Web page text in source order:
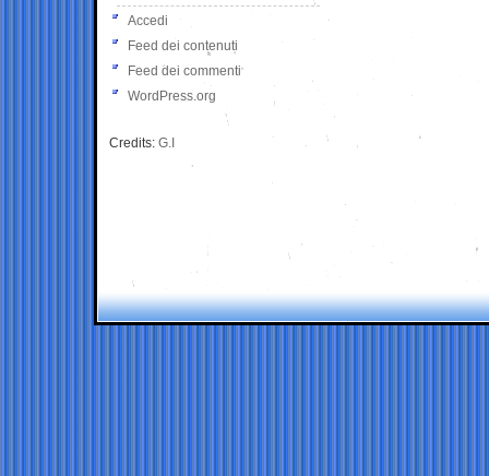
Accedi
Feed dei contenuti
Feed dei commenti
WordPress.org
Credits: G.I